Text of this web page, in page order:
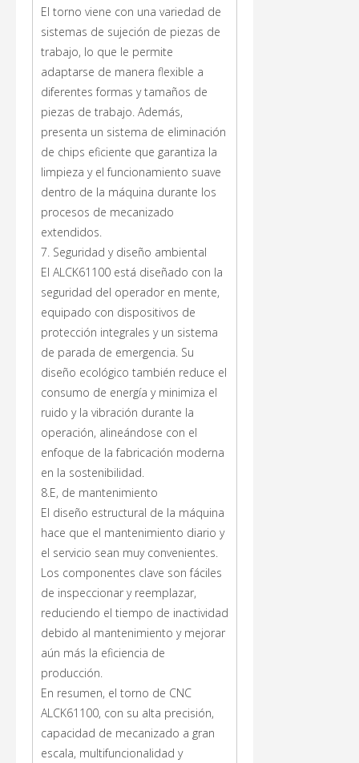
El torno viene con una variedad de
sistemas de sujeción de piezas de
trabajo, lo que le permite
adaptarse de manera flexible a
diferentes formas y tamaños de
piezas de trabajo. Además,
presenta un sistema de eliminación
de chips eficiente que garantiza la
limpieza y el funcionamiento suave
dentro de la máquina durante los
procesos de mecanizado
extendidos.
7. Seguridad y diseño ambiental
El ALCK61100 está diseñado con la
seguridad del operador en mente,
equipado con dispositivos de
protección integrales y un sistema
de parada de emergencia. Su
diseño ecológico también reduce el
consumo de energía y minimiza el
ruido y la vibración durante la
operación, alineándose con el
enfoque de la fabricación moderna
en la sostenibilidad.
8.E, de mantenimiento
El diseño estructural de la máquina
hace que el mantenimiento diario y
el servicio sean muy convenientes.
Los componentes clave son fáciles
de inspeccionar y reemplazar,
reduciendo el tiempo de inactividad
debido al mantenimiento y mejorar
aún más la eficiencia de
producción.
En resumen, el torno de CNC
ALCK61100, con su alta precisión,
capacidad de mecanizado a gran
escala, multifuncionalidad y